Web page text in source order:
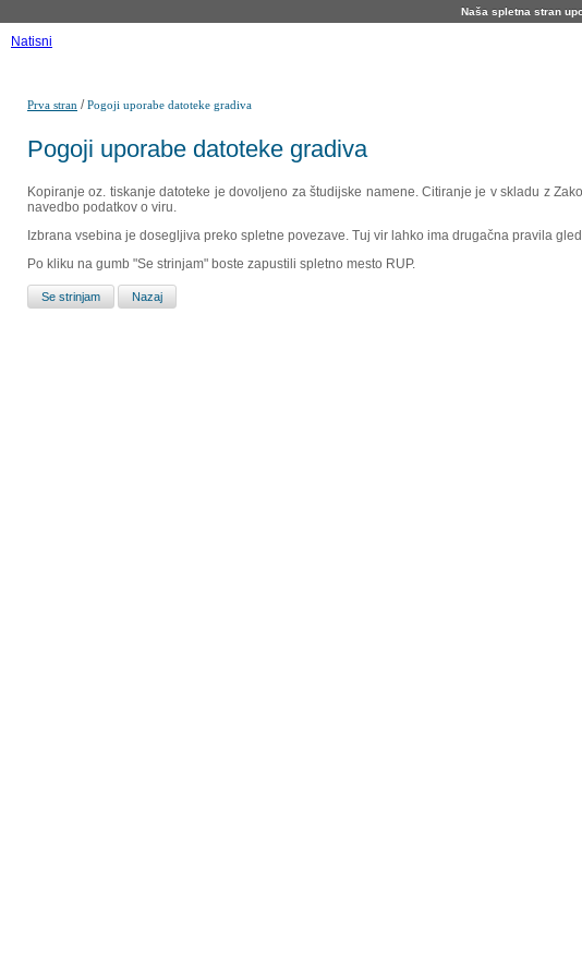
Naša spletna stran
Natisni
Prva stran /Pogoji uporabe datoteke gradiva
Pogoji uporabe datoteke gradiva
Kopiranje oz. tiskanje datoteke je dovoljeno za študijske namene. Citiranje je v skladu z
navedbo podatkov o viru.
Izbrana vsebina je dosegljiva preko spletne povezave. Tuj vir lahko ima drugačna pravila
Po kliku na gumb "Se strinjam" boste zapustili spletno mesto RUP.